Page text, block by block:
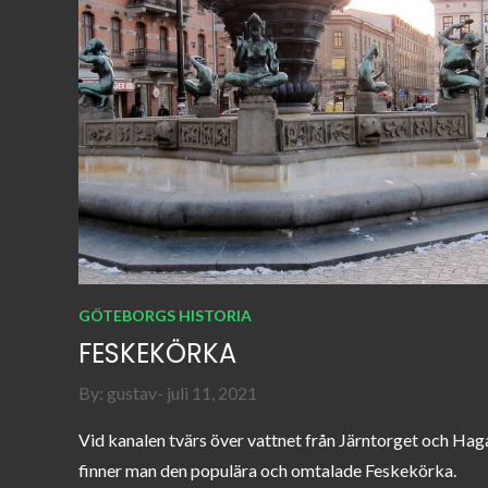
GÖTEBORGS HISTORIA
FESKEKÖRKA
By: gustav Posted
juli 11, 2021
Vid kanalen tvärs över vattnet från Järntorget och
finner man den populära och omtalade Feskekörka.